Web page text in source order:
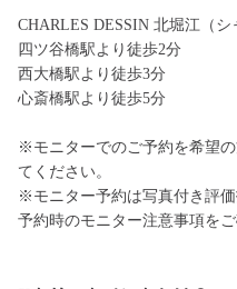
CHARLES DESSIN 北堀江（シ
四ツ谷橋駅より徒歩2分
西大橋駅より徒歩3分
心斎橋駅より徒歩5分
※モニターでのご予約を希望
てください。
※モニター予約は写真付き評
予約時のモニター注意事項を